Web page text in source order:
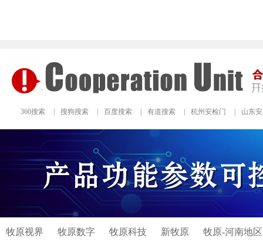
360搜索 搜狗搜索 百度搜索 有道搜索 杭州安检门 山东
牧原视界 牧原数字 牧原科技 新牧原 牧原-河南地区